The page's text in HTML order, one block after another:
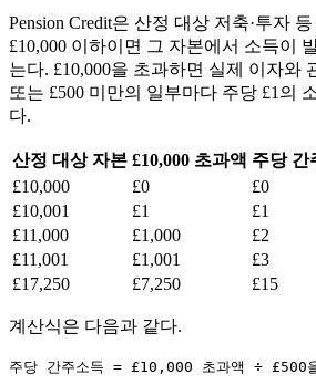
Pension Credit은 산정 대상 저축·투자
£10,000 이하이면 그 자본에서 소득이
는다. £10,000을 초과하면 실제 이자와
또는 £500 미만의 일부마다 주당 £1의
다.
산정 대상 자본 £10,000 초과액 주당 간
£10,000
£0
£0
£10,001
£1
£1
£11,000
£1,000
£2
£11,001
£1,001
£3
£17,250
£7,250 £15
계산식은 다음과 같다.
주당 간주소득 = £10,000 초과액 ÷ £500